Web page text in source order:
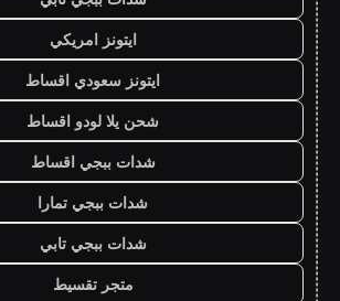
ايتونز امريكي
ايتونز سعودي اقساط
شحن يلا لودو اقساط
شدات ببجي اقساط
شدات ببجي تمارا
شدات ببجي تابي
متجر تقسيط